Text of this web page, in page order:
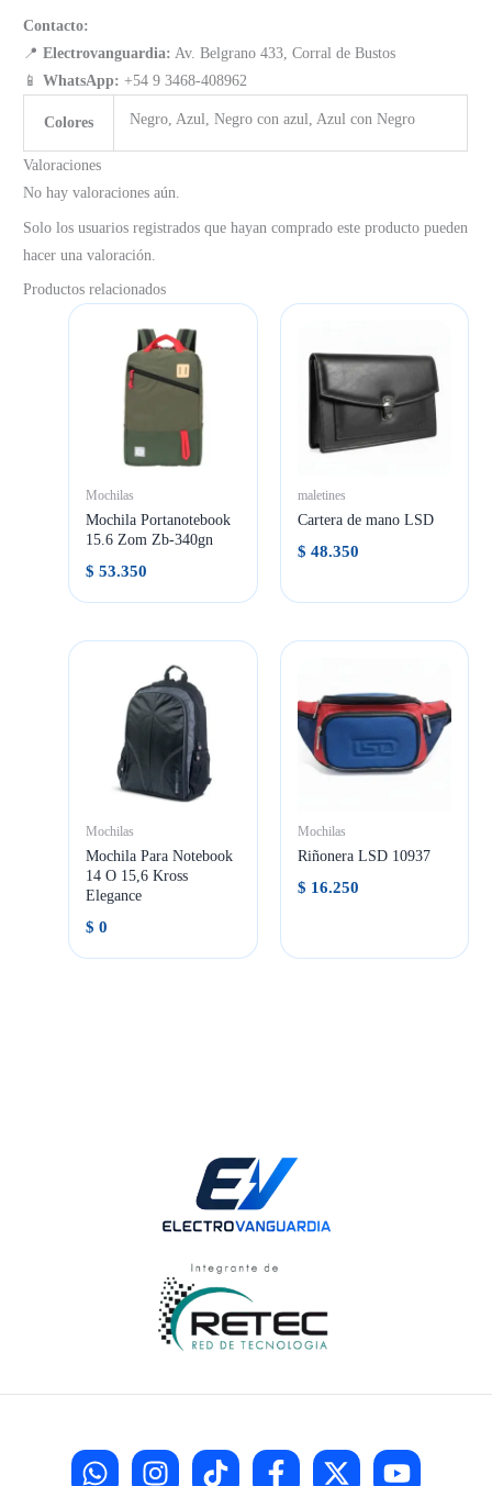
Contacto:
📍Electrovanguardia: Av. Belgrano 433, Corral de Bustos
📱WhatsApp: +54 9 3468-408962
Colores Negro, Azul, Negro con azul, Azul con Negro
Valoraciones
No hay valoraciones aún.
Solo los usuarios registrados que hayan comprado este producto pueden
hacer una valoración.
Productos relacionados
Mochilas
Mochila Portanotebook
15.6 Zom Zb-340gn
$ 53.350
maletines
Cartera de mano LSD
$ 48.350
Mochilas
Mochila Para Notebook
14 O 15,6 Kross
Elegance
$ 0
Mochilas
Riñonera LSD 10937
$ 16.250